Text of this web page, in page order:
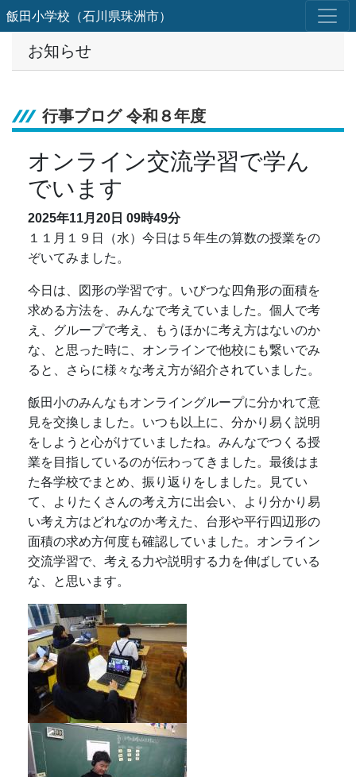
飯田小学校（石川県珠洲市）
お知らせ
行事ブログ 令和８年度
オンライン交流学習で学ん
でいます
2025年11月20日 09時49分
１１月１９日（水）今日は５年生の算数の授業をの
ぞいてみました。
今日は、図形の学習です。いびつな四角形の面積を
求める方法を、みんなで考えていました。個人で考
え、グループで考え、もうほかに考え方はないのか
な、と思った時に、オンラインで他校にも繋いでみ
ると、さらに様々な考え方が紹介されていました。
飯田小のみんなもオンライングループに分かれて意
見を交換しました。いつも以上に、分かり易く説明
をしようと心がけていましたね。みんなでつくる授
業を目指しているのが伝わってきました。最後はま
た各学校でまとめ、振り返りをしました。見てい
て、よりたくさんの考え方に出会い、より分かり易
い考え方はどれなのか考えた、台形や平行四辺形の
面積の求め方何度も確認していました。オンライン
交流学習で、考える力や説明する力を伸ばしている
な、と思います。